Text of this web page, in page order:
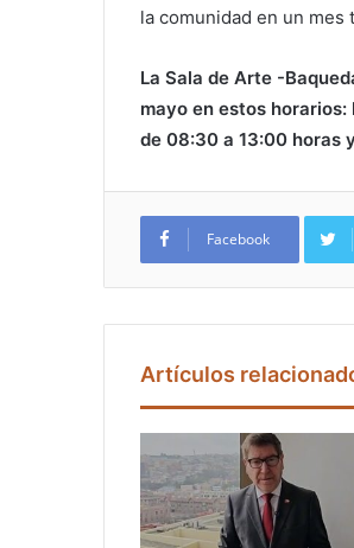
la comunidad en un mes
La Sala de Arte -
mayo en estos
de 08:30 a 13:00 horas
Facebook
Artículos